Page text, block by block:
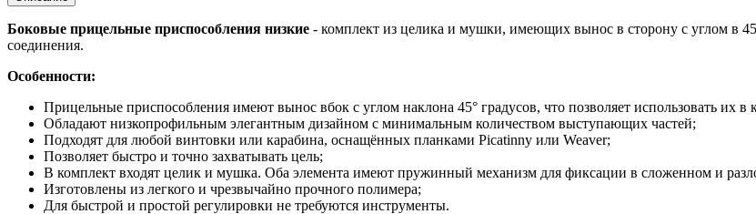
Боковые прицельные приспособления низкие - комплект из целика и мушки, имеющих вынос в сторону с углом в 45
соединения.
Особенности:
Прицельные приспособления имеют вынос вбок с углом наклона 45° градусов, что позволяет использовать их
Обладают низкопрофильным элегантным дизайном с минимальным количеством выступающих частей;
Подходят для любой винтовки или карабина, оснащённых планками Picatinny или Weaver;
Позволяет быстро и точно захватывать цель;
В комплект входят целик и мушка. Оба элемента имеют пружинный механизм для фиксации в сложенном и
Изготовлены из легкого и чрезвычайно прочного полимера;
Для быстрой и простой регулировки не требуются инструменты.